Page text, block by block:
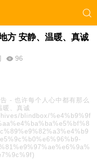
方 安静、温暖、真诚
96
- 也许每个人心中都有那么
暖、真诚
blindbox/%e4%b9%9f